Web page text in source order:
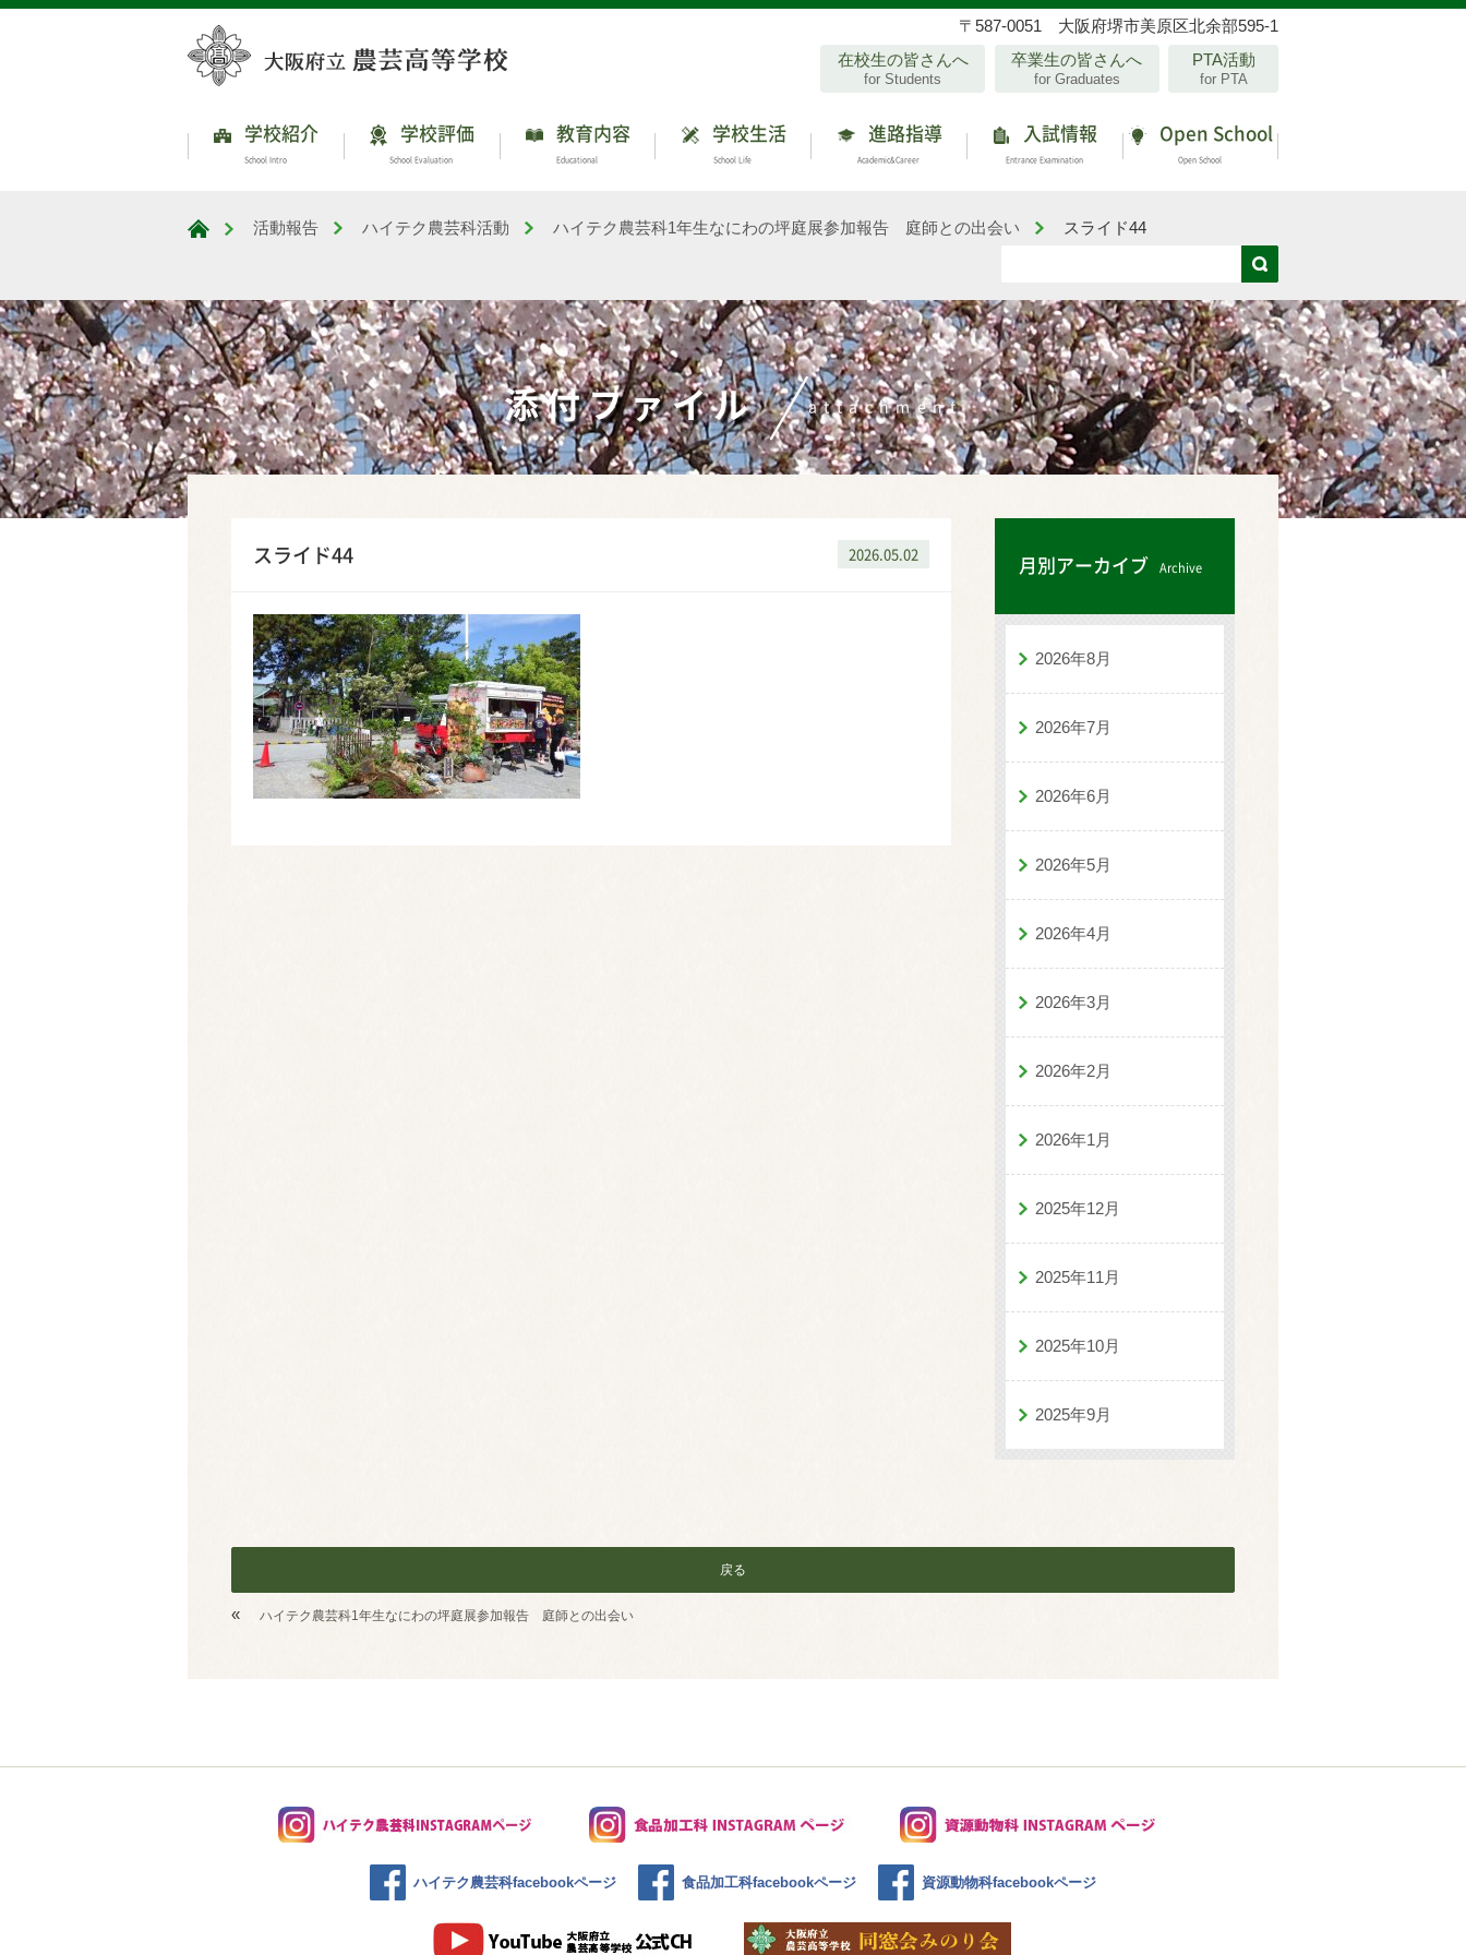
〒587-0051 大阪府堺市美原区北余部595-1
在校生の皆さんへ
for Students
卒業生の皆さんへ
for Graduates
PTA活動
for PTA
学校紹介
School Intro
学校評価
School Evaluation
教育内容
Educational
学校生活
School Life
進路指導
Academic&Career
入試情報
Entrance Examination
Open School
Open School
大阪府立農芸高等学校
活動報告 ハイテク農芸科活動 ハイテク農芸科1年生なにわの坪庭展参加報告 庭師との出会い スライド44
添付ファイル attachment
2026.05.02
スライド44 月別アーカイブ Archive
2026年8月
2026年7月
2026年6月
2026年5月
2026年4月
2026年3月
2026年2月
2026年1月
2025年12月
2025年11月
2025年10月
2025年9月
戻る
« ハイテク農芸科1年生なにわの坪庭展参加報告 庭師との出会い
ハイテク農芸科facebookページ 食品加工科facebookページ 資源動物科facebookページ